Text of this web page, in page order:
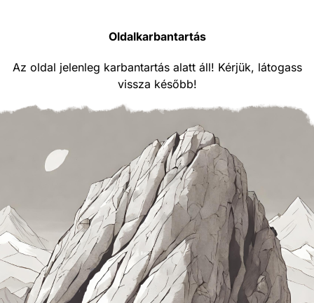
Oldalkarbantartás
Az oldal jelenleg karbantartás alatt áll! Kérjük, látogass
vissza később!